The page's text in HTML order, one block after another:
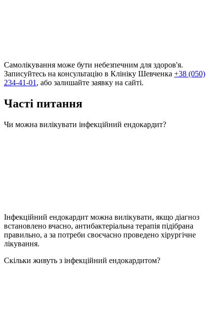
Самолікування може бути небезпечним для здоров'я.
Записуйтесь на консультацію в Клініку Шевченка +38 (050)
234-41-01 , або залишайте заявку на сайті.
Часті питання
Чи можна вилікувати інфекційний ендокардит?
Інфекційний ендокардит можна вилікувати, якщо діагноз
встановлено вчасно, антибактеріальна терапія підібрана
правильно, а за потреби своєчасно проведено хірургічне
лікування.
Скільки живуть з інфекційний ендокардитом?